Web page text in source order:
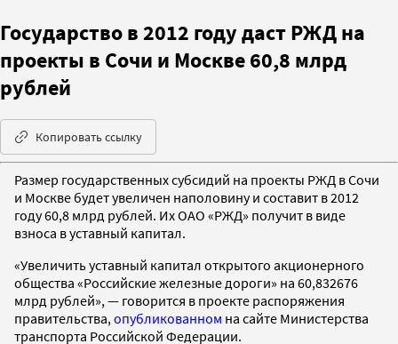
Государство в 2012 году даст РЖД на
проекты в Сочи и Москве 60,8 млрд
рублей
Копировать ссылку
Размер государственных субсидий на проекты РЖД в Сочи
и Москве будет увеличен наполовину и составит в 2012
году 60,8 млрд рублей. Их ОАО «РЖД» получит в виде
взноса в уставный капитал.
«Увеличить уставный капитал открытого акционерного
общества «Российские железные дороги» на 60,832676
млрд рублей», — говорится в проекте распоряжения
правительства, опубликованном на сайте Министерства
транспорта Российской Федерации.